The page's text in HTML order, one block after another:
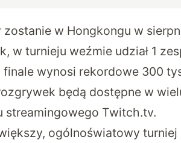
zostanie w Hongkongu w
w turnieju weźmie udział 1
finale wynosi rekordowe 300
będą dostępne w
streamingowego Twitch.tv.
ogólnoświatowy